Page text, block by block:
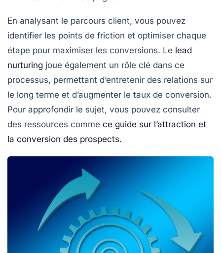
En analysant le parcours client, vous pouvez
identifier les points de friction et optimiser chaque
étape pour maximiser les conversions. Le lead
nurturing joue également un rôle clé dans ce
processus, permettant d’entretenir des relations sur
le long terme et d’augmenter le taux de conversion.
Pour approfondir le sujet, vous pouvez consulter
des ressources comme ce guide sur l’attraction et
la conversion des prospects.